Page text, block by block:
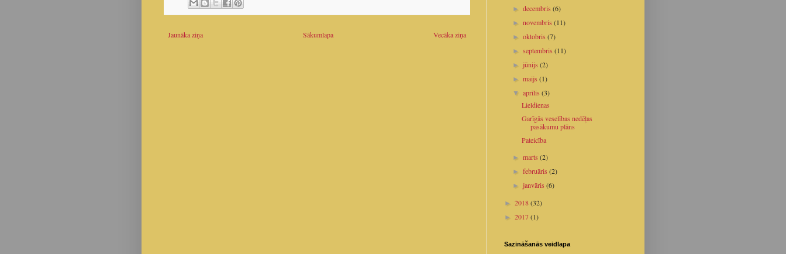
Jaunāka ziņa Vecāka ziņa
Sākumlapa
►decembris(6)
►novembris(11)
►oktobris(7)
►septembris(11)
►jūnijs(2)
►maijs(1)
▼aprīlis(3)
Lieldienas
Garīgās veselības nedēļas
pasākumu plāns
Pateicība
►marts(2)
►februāris(2)
►janvāris(6)
► 2018(32)
► 2017(1)
Sazināšanās veidlapa